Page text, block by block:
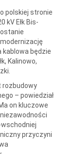
polskiej stronie
kV Ełk Bis-
kablowa będzie
Kalinowo,
rozbudowy
– powiedział
on kluczowe
przyczyni